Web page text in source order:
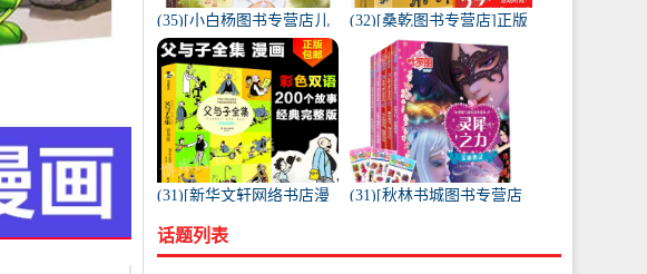
(35)[小白杨图书专营店儿
童文学]一休经典智慧故事
儿童注音月销量281件仅售
19.9元
(32)[桑乾图书专营店]正版
父与子 全集彩图版月销量
86件仅售18.88元
(31)[新华文轩网络书店漫
色双语版珍藏版埃奥月销
量137件仅售13.5元
(31)[秋林书城图书专营店
月销量52件仅售29.8元
话题列表